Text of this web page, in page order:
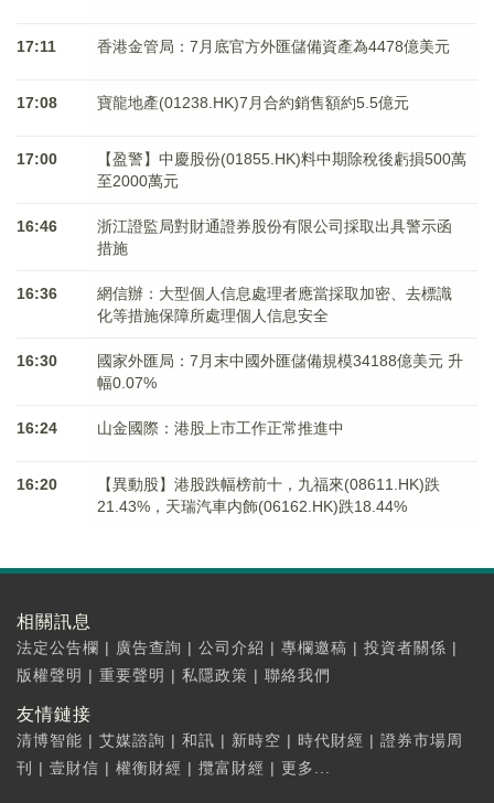
17:11 香港金管局：7月底官方外匯儲備資產為4478億美元
17:08 寶龍地產(01238.HK)7月合約銷售額約5.5億元
17:00
【盈警】中慶股份(01855.HK)料中期除稅後虧損500萬
至2000萬元
16:46
浙江證監局對財通證券股份有限公司採取出具警示函
措施
16:36
網信辦：大型個人信息處理者應當採取加密、去標識
化等措施保障所處理個人信息安全
16:30
國家外匯局：7月末中國外匯儲備規模34188億美元 升
幅0.07%
16:24 山金國際：港股上市工作正常推進中
16:20
【異動股】港股跌幅榜前十，九福來(08611.HK)跌
21.43%，天瑞汽車内飾(06162.HK)跌18.44%
相關訊息
法定公告欄 | 廣告查詢 | 公司介紹 | 專欄邀稿 | 投資者關係 |
版權聲明 | 重要聲明 | 私隱政策 | 聯絡我們
友情鏈接
清博智能 | 艾媒諮詢 | 和訊 | 新時空 | 時代財經 | 證券市場周
刊
| 壹財信 | 權衡財經 | 攬富財經 | 更多...